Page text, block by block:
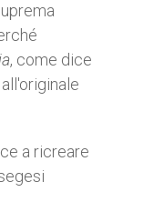
, come dice
a ricreare